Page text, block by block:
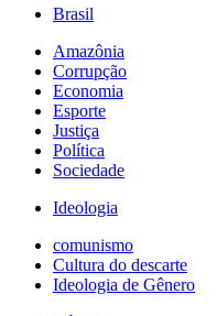
Brasil
Amazônia
Corrupção
Economia
Esporte
Justiça
Política
Sociedade
Ideologia
comunismo
Cultura do descarte
Ideologia de Gênero